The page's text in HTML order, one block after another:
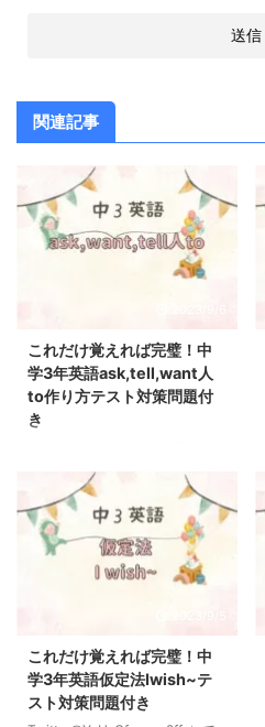
関連記事
これだけ覚えれば完璧！中
学3年英語ask,tell,want人
to作り方テスト対策問題付
き
す ask/tell/want人toの使い方確
認ポイント ポイント ask＋人＋to
＋動詞の原形〜→「人に〜するよ
うに頼む」tell＋人＋to＋動詞の
原形〜→「人に〜するように言
う」want＋人＋to＋動詞の原形
形〜→「人に〜するように頼む」
＝「say＋to＋人,"Please〜"」
【書き換え】tell＋人＋to＋動詞
の原形〜→「人に〜するように言
これだけ覚えれば完璧！中
学3年英語仮定法Iwish~テ
スト対策問題付き